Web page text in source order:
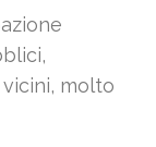
molto